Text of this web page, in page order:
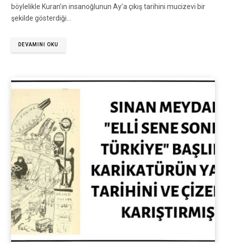
böylelikle Kuran’ın insanoğlunun Ay’a çıkış tarihini mucizevi bir
şekilde gösterdiği…
DEVAMINI OKU